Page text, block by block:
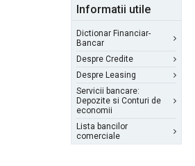
Informatii utile
Dictionar Financiar-
Bancar
Despre Credite
Despre Leasing
Servicii bancare:
Depozite si Conturi de
economii
Lista bancilor
comerciale